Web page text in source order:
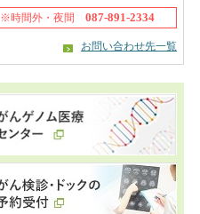
※時間外・夜間 087-891-2334
お問い合わせ先一覧